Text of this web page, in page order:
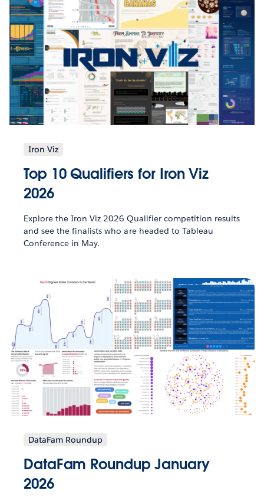
Iron Viz
Top 10 Qualifiers for Iron Viz
2026
Explore the Iron Viz 2026 Qualifier competition results
and see the finalists who are headed to Tableau
Conference in May.
DataFam Roundup
DataFam Roundup January
2026